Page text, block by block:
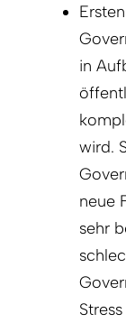
in
wird.
neue
sehr